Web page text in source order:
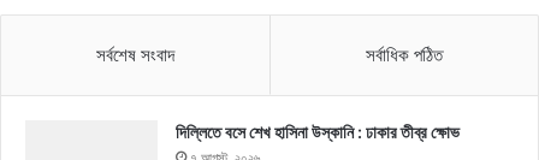
সর্বশেষ সংবাদ সর্বাধিক পঠিত
দিল্লিতে বসে শেখ হাসিনা উস্কানি : ঢাকার তীব্র ক্ষোভ